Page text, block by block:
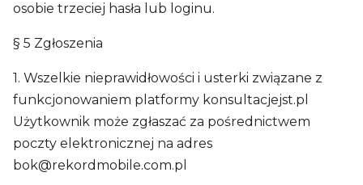
osobie trzeciej hasła lub loginu.
§ 5 Zgłoszenia
1. Wszelkie nieprawidłowości i usterki związane z
funkcjonowaniem platformy konsultacjejst.pl
Użytkownik może zgłaszać za pośrednictwem
poczty elektronicznej na adres
bok@rekordmobile.com.pl